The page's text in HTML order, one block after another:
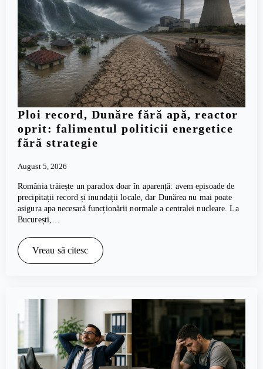
Ploi record, Dunăre fără apă, reactor
oprit: falimentul politicii energetice
fără strategie
August 5, 2026
România trăiește un paradox doar în aparență: avem episoade de
precipitații record și inundații locale, dar Dunărea nu mai poate
asigura apa necesară funcționării normale a centralei nucleare. La
București,…
Vreau să citesc